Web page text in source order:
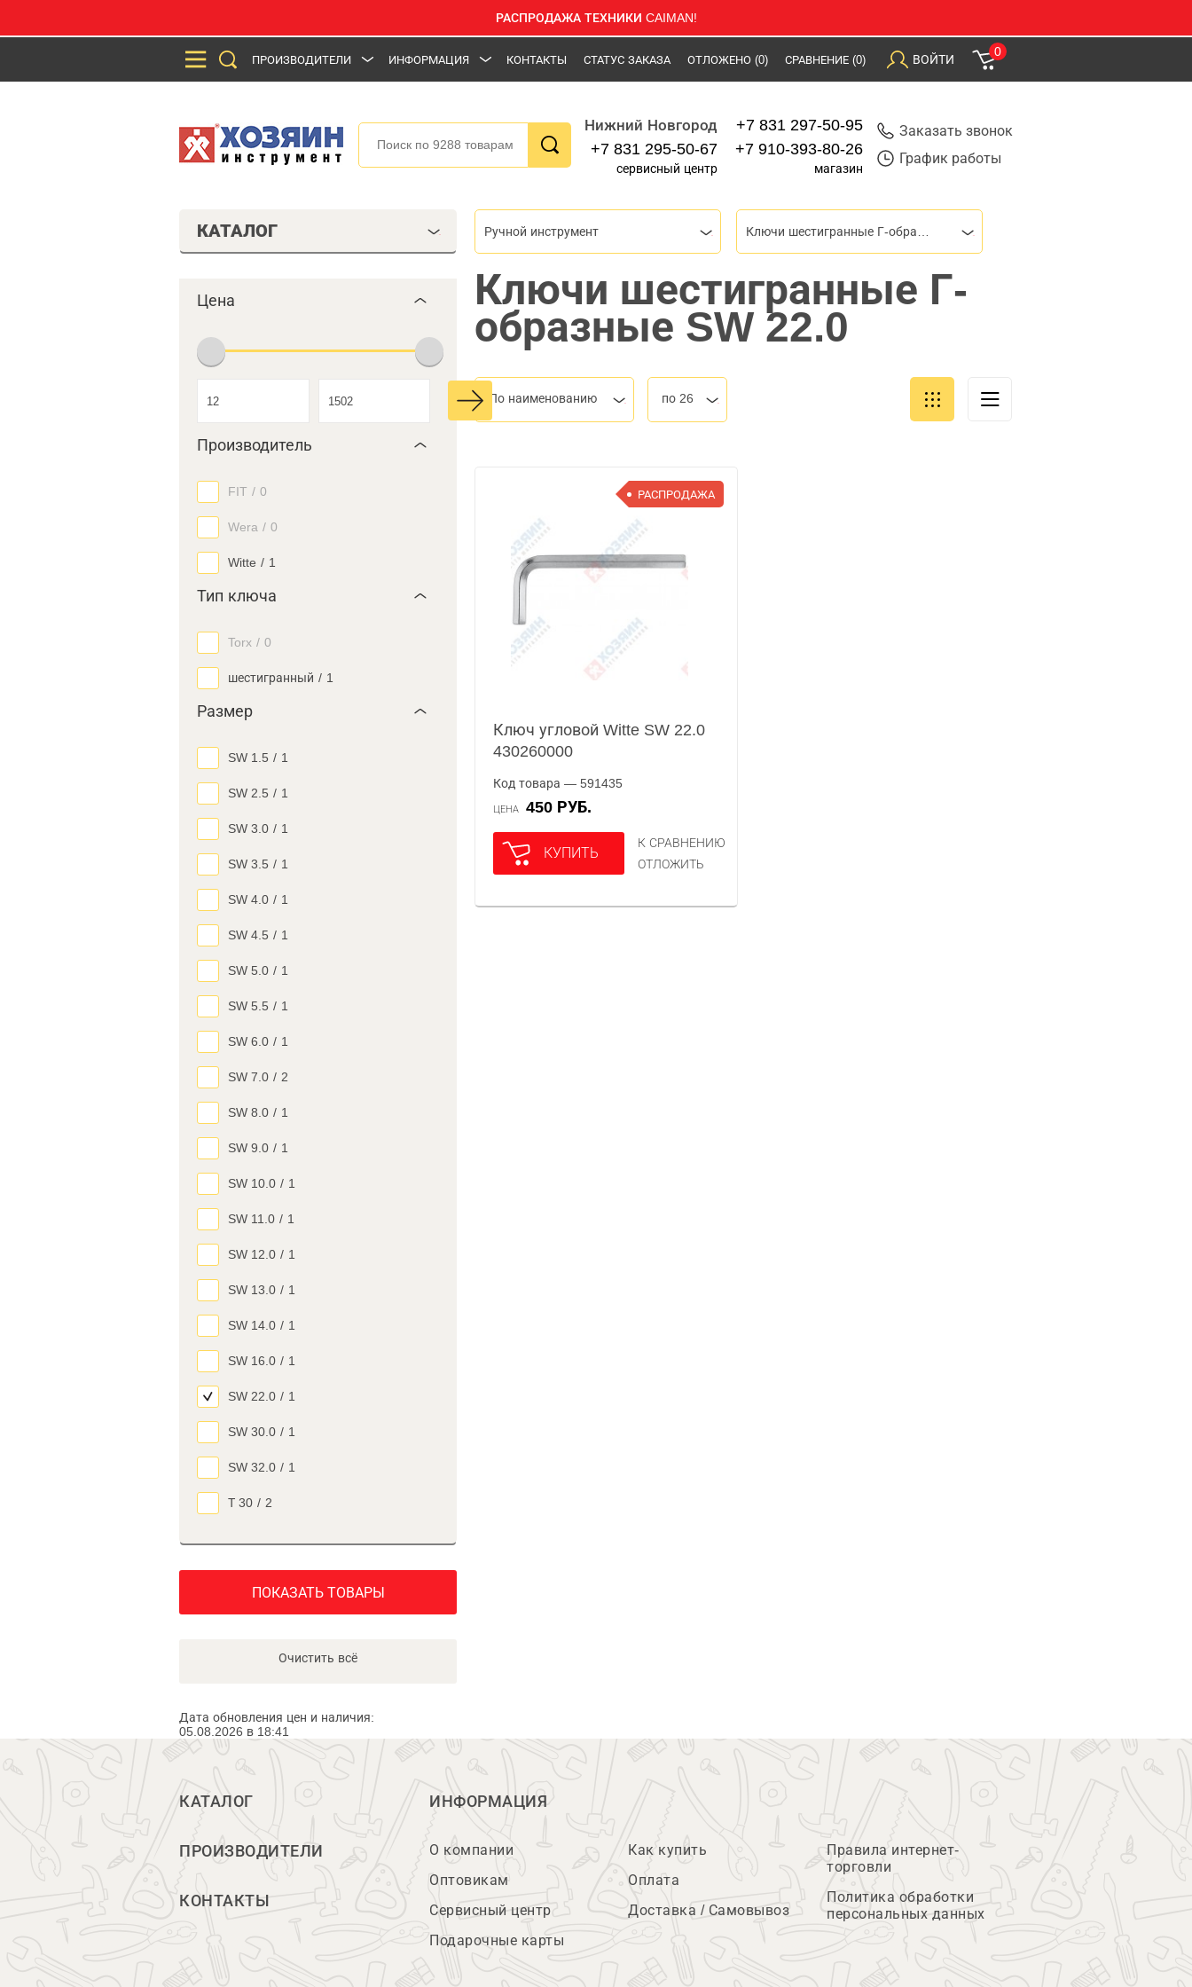
РАСПРОДАЖА ТЕХНИКИ CAIMAN!
ПРОИЗВОДИТЕЛИ ИНФОРМАЦИЯ КОНТАКТЫ СТАТУС ЗАКАЗА ОТЛОЖЕНО (0) СРАВНЕНИЕ (0) ВОЙТИ
0
Нижний Новгород
+7 831 295-50-67
сервисный центр
+7 831 297-50-95
+7 910-393-80-26
магазин
Заказать звонок
График работы
КАТАЛОГ
Цена
Производитель
FIT / 0
Wera / 0
Witte / 1
Тип ключа
Torx / 0
шестигранный / 1
Размер
SW 1.5 / 1
SW 2.5 / 1
SW 3.0 / 1
SW 3.5 / 1
SW 4.0 / 1
SW 4.5 / 1
SW 5.0 / 1
SW 5.5 / 1
SW 6.0 / 1
SW 7.0 / 2
SW 8.0 / 1
SW 9.0 / 1
SW 10.0 / 1
SW 11.0 / 1
SW 12.0 / 1
SW 13.0 / 1
SW 14.0 / 1
SW 16.0 / 1
SW 22.0 / 1
SW 30.0 / 1
SW 32.0 / 1
Т 30 / 2
ПОКАЗАТЬ ТОВАРЫ
Очистить всё
Дата обновления цен и наличия:
05.08.2026 в 18:41
Ручной инструмент
Ключи шестигранные Г-
образные SW 22.0
По наименованию по 26
РАСПРОДАЖА
Ключ угловой Witte SW 22.0
430260000
Код товара — 591435
ЦЕНА 450 РУБ.
КУПИТЬ
К СРАВНЕНИЮ
ОТЛОЖИТЬ
КАТАЛОГ
ПРОИЗВОДИТЕЛИ
КОНТАКТЫ
ИНФОРМАЦИЯ
О компании
Оптовикам
Сервисный центр
Подарочные карты
Как купить
Оплата
Доставка / Самовывоз
Правила интернет-
торговли
Политика обработки
персональных данных